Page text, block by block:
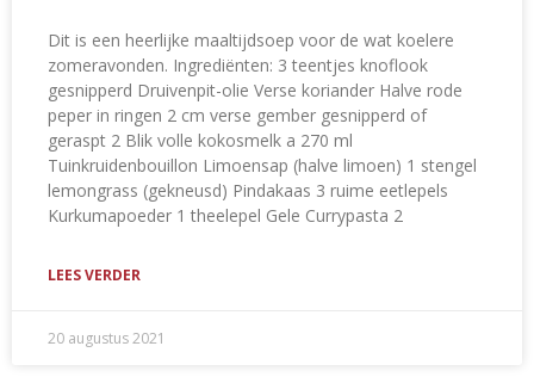
Dit is een heerlijke maaltijdsoep voor de wat koelere
zomeravonden. Ingrediënten: 3 teentjes knoflook
gesnipperd Druivenpit-olie Verse koriander Halve rode
peper in ringen 2 cm verse gember gesnipperd of
geraspt 2 Blik volle kokosmelk a 270 ml
Tuinkruidenbouillon Limoensap (halve limoen) 1 stengel
lemongrass (gekneusd) Pindakaas 3 ruime eetlepels
Kurkumapoeder 1 theelepel Gele Currypasta 2
LEES VERDER
20 augustus 2021